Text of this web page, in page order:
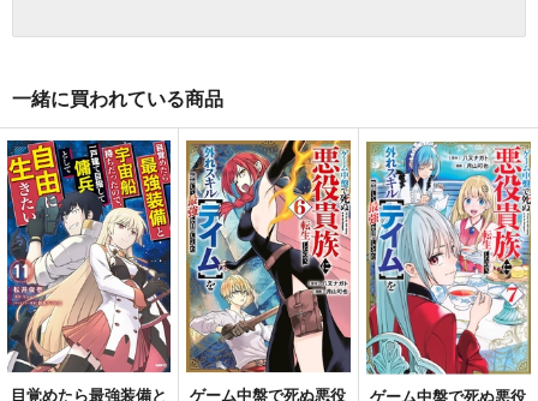
一緒に買われている商品
目覚めたら最強装備と ゲーム中盤で死ぬ悪役 ゲーム中盤で死ぬ悪役